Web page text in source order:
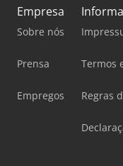
Empresa
Sobre nós
Prensa
Empregos
Termos
Regras